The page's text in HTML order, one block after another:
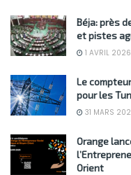
Béja: près
et pistes
1 AVRIL 2026
Le
pour les
31 MARS
Orange
Orient